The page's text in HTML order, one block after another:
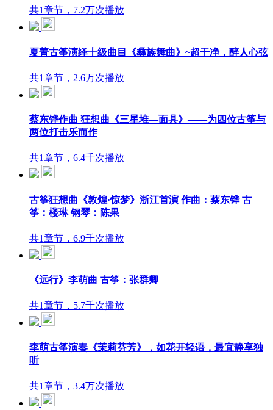
共1章节，7.2万次播放
夏菁古筝演绎十级曲目《彝族舞曲》~超干净，醉人心弦
共1章节，2.6万次播放
蔡东铧作曲 狂想曲《三星堆—面具》——为四位古筝与
两位打击乐而作
共1章节，6.4千次播放
古筝狂想曲《敦煌·惊梦》浙江首演 作曲：蔡东铧 古
筝：楼琳 钢琴：陈果
共1章节，6.9千次播放
《远行》李萌曲 古筝：张群卿
共1章节，5.7千次播放
李萌古筝演奏《茉莉芬芳》，如花开轻语，最宜静享独
听
共1章节，3.4万次播放